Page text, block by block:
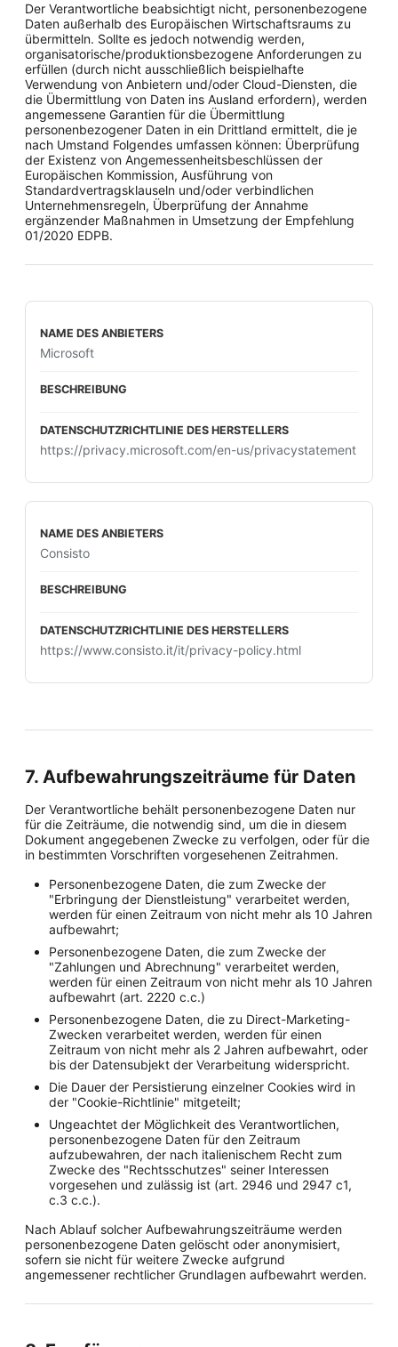
Der Verantwortliche beabsichtigt nicht, personenbezogene
Daten außerhalb des Europäischen Wirtschaftsraums zu
übermitteln. Sollte es jedoch notwendig werden,
organisatorische/produktionsbezogene Anforderungen zu
erfüllen (durch nicht ausschließlich beispielhafte
Verwendung von Anbietern und/oder Cloud-Diensten, die
die Übermittlung von Daten ins Ausland erfordern), werden
angemessene Garantien für die Übermittlung
personenbezogener Daten in ein Drittland ermittelt, die je
nach Umstand Folgendes umfassen können: Überprüfung
der Existenz von Angemessenheitsbeschlüssen der
Europäischen Kommission, Ausführung von
Standardvertragsklauseln und/oder verbindlichen
Unternehmensregeln, Überprüfung der Annahme
ergänzender Maßnahmen in Umsetzung der Empfehlung
01/2020 EDPB.
Microsoft
https://privacy.microsoft.com/en-us/privacystatement
Consisto
https://www.consisto.it/it/privacy-policy.html
7. Aufbewahrungszeiträume für Daten
Der Verantwortliche behält personenbezogene Daten nur
für die Zeiträume, die notwendig sind, um die in diesem
Dokument angegebenen Zwecke zu verfolgen, oder für die
in bestimmten Vorschriften vorgesehenen Zeitrahmen.
Personenbezogene Daten, die zum Zwecke der
"Erbringung der Dienstleistung" verarbeitet werden,
werden für einen Zeitraum von nicht mehr als 10 Jahren
aufbewahrt;
Personenbezogene Daten, die zum Zwecke der
"Zahlungen und Abrechnung" verarbeitet werden,
werden für einen Zeitraum von nicht mehr als 10 Jahren
aufbewahrt (art. 2220 c.c.)
Personenbezogene Daten, die zu Direct-Marketing-
Zwecken verarbeitet werden, werden für einen
Zeitraum von nicht mehr als 2 Jahren aufbewahrt, oder
bis der Datensubjekt der Verarbeitung widerspricht.
Die Dauer der Persistierung einzelner Cookies wird in
der "Cookie-Richtlinie" mitgeteilt;
Ungeachtet der Möglichkeit des Verantwortlichen,
personenbezogene Daten für den Zeitraum
aufzubewahren, der nach italienischem Recht zum
Zwecke des "Rechtsschutzes" seiner Interessen
vorgesehen und zulässig ist (art. 2946 und 2947 c1,
c.3 c.c.).
Nach Ablauf solcher Aufbewahrungszeiträume werden
personenbezogene Daten gelöscht oder anonymisiert,
sofern sie nicht für weitere Zwecke aufgrund
angemessener rechtlicher Grundlagen aufbewahrt werden.